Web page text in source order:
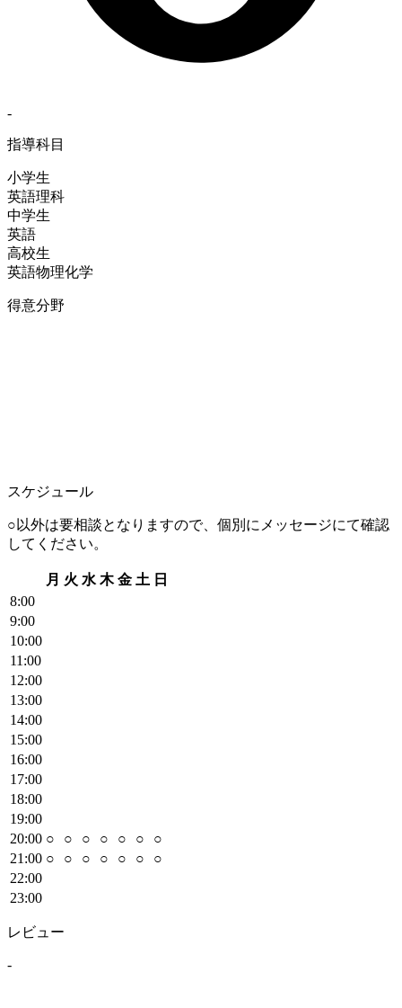
-
指導科目
小学生
英語理科
中学生
英語
高校生
英語物理化学
得意分野
スケジュール
○以外は要相談となりますので、個別にメッセージにて確認
してください。
月 火 水 木 金 土 日
8:00
9:00
10:00
11 :00
12:00
13:00
14:00
15:00
16:00
17:00
18:00
19:00
20:00 ○ ○ ○ ○ ○ ○
○
21 :00 ○ ○ ○ ○ ○ ○
○
22:00
23:00
レビュー
-